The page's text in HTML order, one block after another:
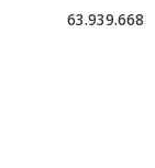
63.939.668